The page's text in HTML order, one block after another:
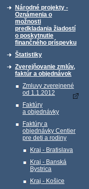
Národné projekty -
Oznámenia o
možnosti
predkladania žiadostí
o poskytnutie
finančného príspevku
Štatistiky
Zverejňovanie zmlúv,
faktúr a objednávok
Zmluvy zverejnené
od 1.1.2012
Faktúry
a objednávky
Faktúry a
objednávky Centier
pre deti a rodiny
Kraj - Bratislava
Kraj - Banská
Bystrica
Kraj - Košice